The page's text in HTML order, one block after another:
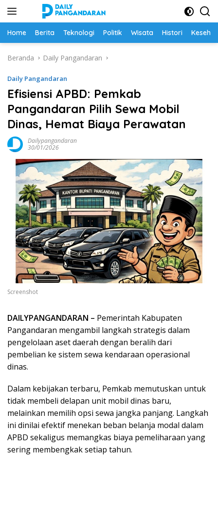
Home Berita Teknologi Politik Wisata Histori
Beranda Daily Pangandaran
Daily Pangandaran
Efisiensi APBD: Pemkab
Pangandaran Pilih Sewa Mobil
Dinas, Hemat Biaya Perawatan
Dailypangandaran
30/01/2026
Screenshot
DAILYPANGANDARAN – Pemerintah Kabupaten
Pangandaran mengambil langkah strategis dalam
pengelolaan aset daerah dengan beralih dari
pembelian ke sistem sewa kendaraan operasional
dinas.
Dalam kebijakan terbaru, Pemkab memutuskan untuk
tidak membeli delapan unit mobil dinas baru,
melainkan memilih opsi sewa jangka panjang. Langkah
ini dinilai efektif menekan beban belanja modal dalam
APBD sekaligus memangkas biaya pemeliharaan yang
sering membengkak setiap tahun.